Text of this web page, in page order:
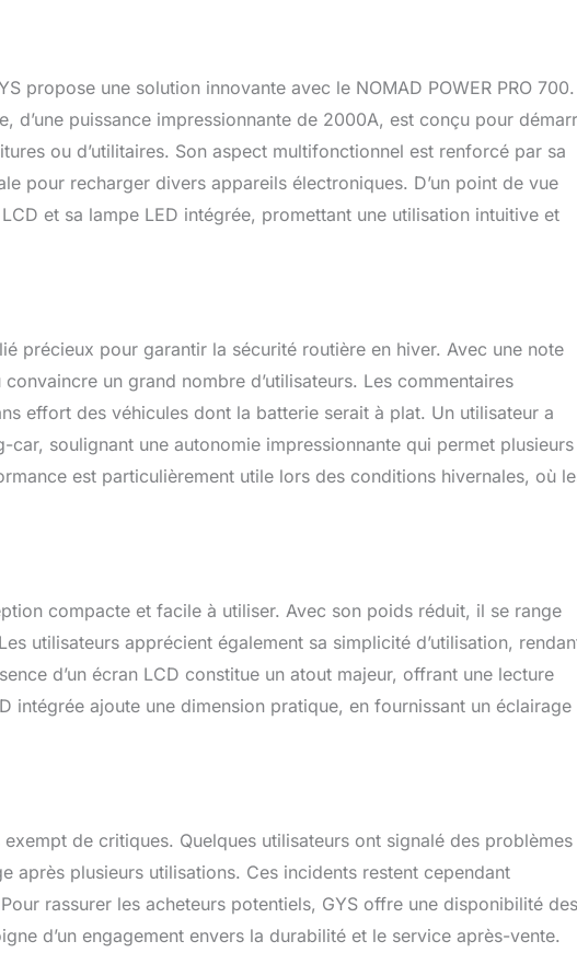
propose une solution innovante avec le NOMAD POWER PRO 700.
d’une puissance impressionnante de 2000A, est conçu pour
ou d’utilitaires. Son aspect multifonctionnel est renforcé par sa
pour recharger divers appareils électroniques. D’un point de vue
et sa lampe LED intégrée, promettant une utilisation intuitive et
précieux pour garantir la sécurité routière en hiver. Avec une note
un grand nombre d’utilisateurs. Les commentaires
effort des véhicules dont la batterie serait à plat. Un utilisateur a
soulignant une autonomie impressionnante qui permet plusieurs
est particulièrement utile lors des conditions hivernales, où
compacte et facile à utiliser. Avec son poids réduit, il se range
utilisateurs apprécient également sa simplicité d’utilisation,
d’un écran LCD constitue un atout majeur, offrant une lecture
intégrée ajoute une dimension pratique, en fournissant un éclairage
de critiques. Quelques utilisateurs ont signalé des problèmes
après plusieurs utilisations. Ces incidents restent cependant
rassurer les acheteurs potentiels, GYS offre une disponibilité des
d’un engagement envers la durabilité et le service après-vente.